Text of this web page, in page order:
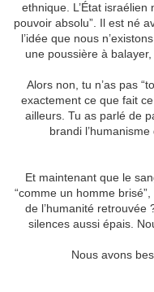
ethnique. L’État israélien
pouvoir absolu”. Il est né
l’idée que nous
une poussière à
Alors non, tu n’as pas
exactement ce que fait
ailleurs. Tu as parlé de
brandi
Et maintenant que le
“comme un homme
de l’humanité retrouvée
silences aussi épais.
Nous avons